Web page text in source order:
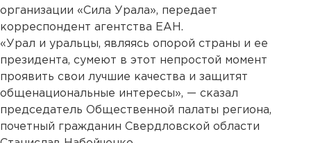
организации «Сила Урала», передает
корреспондент агентства ЕАН.
«Урал и уральцы, являясь опорой страны и ее
президента, сумеют в этот непростой момент
проявить свои лучшие качества и защитят
общенациональные интересы», — сказал
председатель Общественной палаты региона,
почетный гражданин Свердловской области